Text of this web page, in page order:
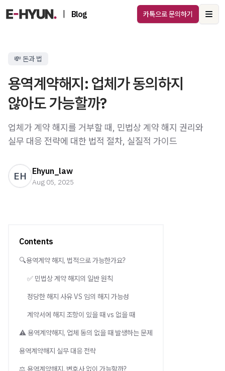
Blog 카톡으로 문의하기
💸 돈과 법
용역계약해지: 업체가 동의하지
않아도 가능할까?
업체가 계약 해지를 거부할 때, 민법상 계약 해지 권리와
실무 대응 전략에 대한 법적 절차, 실질적 가이드
EH Ehyun_law
Aug 05, 2025
Contents
🔍용역계약 해지, 법적으로 가능한가요?
✅ 민법상 계약 해지의 일반 원칙
정당한 해지 사유 VS 임의 해지 가능성
계약서에 해지 조항이 있을 때 vs 없을 때
⚠ 용역계약해지, 업체 동의 없을 때 발생하는 문제
용역계약해지 실무 대응 전략
⚖ 용역계약해지, 변호사 없이 가능할까?